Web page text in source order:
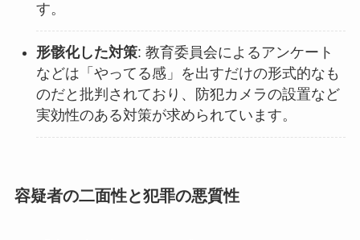
す。
形骸化した対策: 教育委員会によるアンケート
などは「やってる感」を出すだけの形式的なも
のだと批判されており、防犯カメラの設置など
実効性のある対策が求められています。
容疑者の二面性と犯罪の悪質性